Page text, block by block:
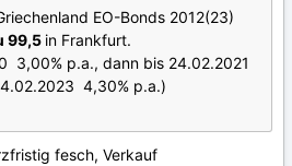
EO-Bonds 2012(23)
99,5 in Frankfurt.
3,00% p.a., dann bis 24.02.2021
4,30% p.a.)
fesch, Verkauf